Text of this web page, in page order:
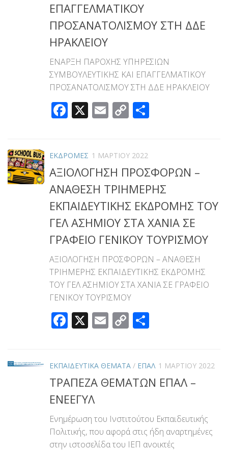
ΕΠΑΓΓΕΛΜΑΤΙΚΟΥ
ΠΡΟΣΑΝΑΤΟΛΙΣΜΟΥ ΣΤΗ ΔΔΕ
ΗΡΑΚΛΕΙΟΥ
ΕΝΑΡΞΗ ΠΑΡΟΧΗΣ ΥΠΗΡΕΣΙΩΝ
ΣΥΜΒΟΥΛΕΥΤΙΚΗΣ ΚΑΙ ΕΠΑΓΓΕΛΜΑΤΙΚΟΥ
ΠΡΟΣΑΝΑΤΟΛΙΣΜΟΥ ΣΤΗ ΔΔΕ ΗΡΑΚΛΕΙΟΥ
Facebook
X Email
Copy
ΕΚΔΡΟΜΕΣ 1 ΜΑΡΤΊΟΥ 2022
ΑΞΙΟΛΟΓΗΣΗ ΠΡΟΣΦΟΡΩΝ –
ΑΝΑΘΕΣΗ ΤΡΙΗΜΕΡΗΣ
ΕΚΠΑΙΔΕΥΤΙΚΗΣ ΕΚΔΡΟΜΗΣ ΤΟΥ
ΓΕΛ ΑΣΗΜΙΟΥ ΣΤΑ ΧΑΝΙΑ ΣΕ
ΓΡΑΦΕΙΟ ΓΕΝΙΚΟΥ ΤΟΥΡΙΣΜΟΥ
ΑΞΙΟΛΟΓΗΣΗ ΠΡΟΣΦΟΡΩΝ – ΑΝΑΘΕΣΗ
ΤΡΙΗΜΕΡΗΣ ΕΚΠΑΙΔΕΥΤΙΚΗΣ ΕΚΔΡΟΜΗΣ
ΤΟΥ ΓΕΛ ΑΣΗΜΙΟΥ ΣΤΑ ΧΑΝΙΑ ΣΕ ΓΡΑΦΕΙΟ
ΓΕΝΙΚΟΥ ΤΟΥΡΙΣΜΟΥ
Facebook
X Email
Copy
ΕΚΠΑΙΔΕΥΤΙΚΑ ΘΕΜΑΤΑ / ΕΠΑΛ 1 ΜΑΡΤΊΟΥ 2022
ΤΡΑΠΕΖΑ ΘΕΜΑΤΩΝ ΕΠΑΛ –
ΕΝΕΕΓΥΛ
Ενημέρωση του Ινστιτούτου Εκπαιδευτικής
Πολιτικής, που αφορά στις ήδη αναρτημένες
στην ιστοσελίδα του ΙΕΠ ανοικτές